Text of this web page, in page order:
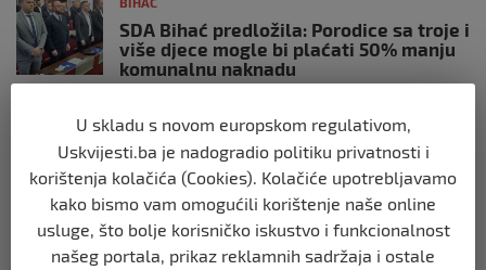
SDA Bihać predložila: Porodice sa troje i
više djece mogle bi plaćati 50% manju
komunalnu naknadu
BIHAĆ
RK Zagreb izabrao kompaniju iz Bihaća
za izradu nove službene web stranice
prije 2 mjeseca
U skladu s novom europskom regulativom,
Uskvijesti.ba je nadogradio politiku privatnosti i
korištenja kolačića (Cookies). Kolačiće upotrebljavamo
kako bismo vam omogućili korištenje naše online
usluge, što bolje korisničko iskustvo i funkcionalnost
našeg portala, prikaz reklamnih sadržaja i ostale